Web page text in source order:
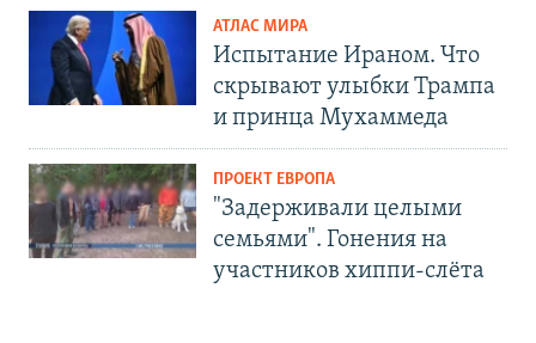
АТЛАС МИРА
Испытание Ираном. Что
скрывают улыбки Трампа
и принца Мухаммеда
ПРОЕКТ ЕВРОПА
"Задерживали целыми
семьями". Гонения на
участников хиппи-слёта